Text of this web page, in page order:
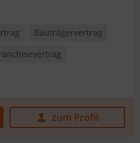
Bauträgervertrag
zum Profil